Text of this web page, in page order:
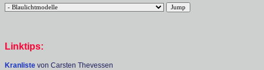
Linktips:
Kranliste von Carsten Thevessen